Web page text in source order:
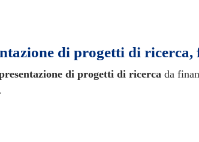
di progetti di ricerca,
di progetti di ricercada